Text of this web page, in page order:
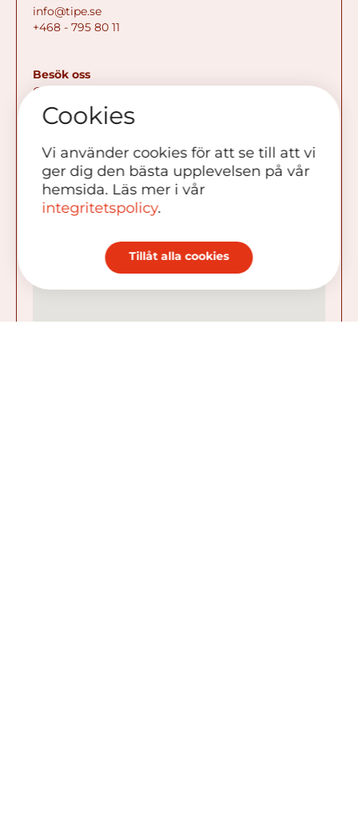
info@tipe.se
+468 - 795 80 11
Besök oss
GILLINGE 55
186 91 Vallentuna
Cookies
Vi använder cookies för att se till att vi
ger dig den bästa upplevelsen på vår
hemsida. Läs mer i vår
integritetspolicy.
Tillåt alla cookies